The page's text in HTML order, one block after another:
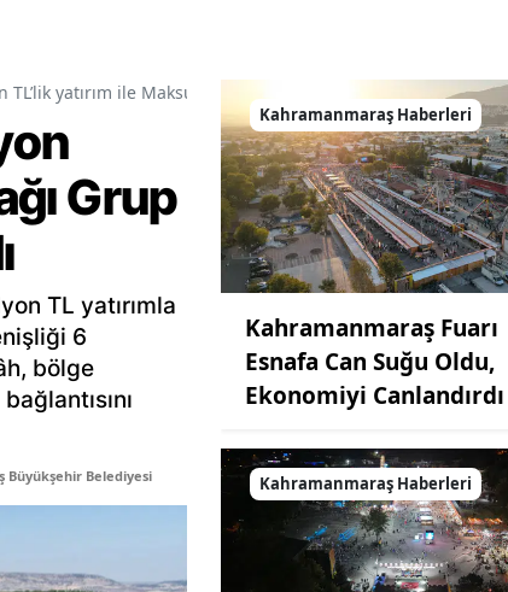
yatırım ile Maksutuşağı Grup Yolu yeniden hizmete açıldı
Grup
TL yatırımla
6
bölge
Büyükşehir Belediyesi
Kahramanmaraş Haberleri
Kahramanmaraş Fuarı
Esnafa Can Suğu Oldu,
Ekonomiyi Canlandırdı
Kahramanmaraş Haberleri